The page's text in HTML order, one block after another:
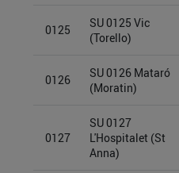
0125
SU 0125 Vic
(Torello)
0126
SU 0126 Mataró
(Moratin)
0127
SU 0127
L'Hospitalet (St
Anna)